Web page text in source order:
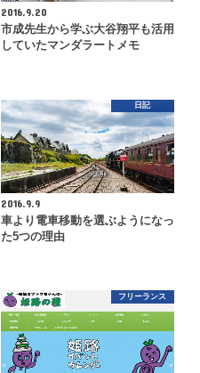
2016.9.20
市成先生から学ぶ大谷翔平も活用
していたマンダラートメモ
日記
2016.9.9
車より電車移動を選ぶようになっ
た5つの理由
フリーランス